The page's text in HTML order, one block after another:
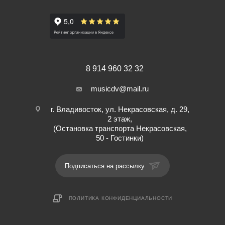
8 914 960 32 32
musicdv@mail.ru
г. Владивосток, ул. Некрасовская, д. 29,
2 этаж,
(Остановка транспорта Некрасовская,
50 - Гостинки)
Подписаться на рассылку
ПОЛИТИКА КОНФИДЕНЦИАЛЬНОСТИ